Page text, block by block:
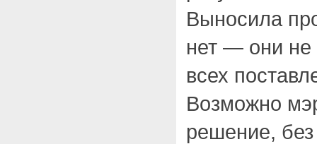
Выносила
нет — они
всех
Возможно
решение, без